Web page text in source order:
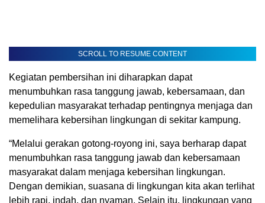
SCROLL TO RESUME CONTENT
Kegiatan pembersihan ini diharapkan dapat
menumbuhkan rasa tanggung jawab, kebersamaan, dan
kepedulian masyarakat terhadap pentingnya menjaga dan
memelihara kebersihan lingkungan di sekitar kampung.
“Melalui gerakan gotong-royong ini, saya berharap dapat
menumbuhkan rasa tanggung jawab dan kebersamaan
masyarakat dalam menjaga kebersihan lingkungan.
Dengan demikian, suasana di lingkungan kita akan terlihat
lebih rapi, indah, dan nyaman. Selain itu, lingkungan yang